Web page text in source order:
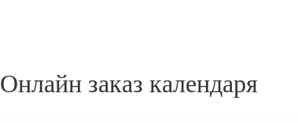
Онлайн заказ календаря